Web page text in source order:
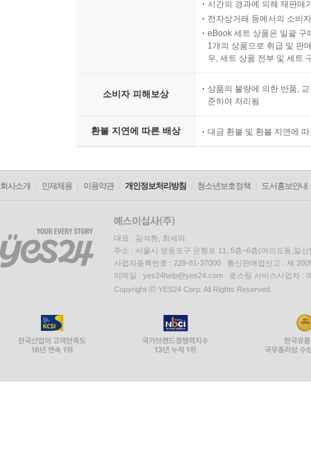
시간의 경과에 의해 재판매
전자상거래 등에서의 소비
eBook 세트 상품은 일괄 구
1개의 상품으로 취급 및 판
우, 세트 상품 전부 및 세트
소비자 피해보상
상품의 불량에 의한 반품,
준하여 처리됨
환불 지연에 따른 배상 대금 환불 및 환불 지연에
회사소개 인재채용 이용약관 개인정보처리방침 청소년보호정책 도서홍보안내
대표 : 김석환, 최세라
주소 : 서울시 영등포구 은행로 11, 5층~6층(여의도동,일신
사업자등록번호 : 229-81-37000 통신판매업신고 : 제
이메일 : yes24help@yes24.com 호스팅 서비스사업자 :
Copyright ⓒ YES24 Corp. All Rights Reserved.